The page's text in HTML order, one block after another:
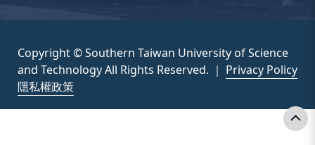
Copyright © Southern Taiwan University of Science
and Technology All Rights Reserved. ｜ Privacy Policy
隱私權政策